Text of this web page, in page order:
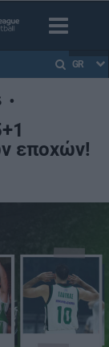
GR
•
εποχών!